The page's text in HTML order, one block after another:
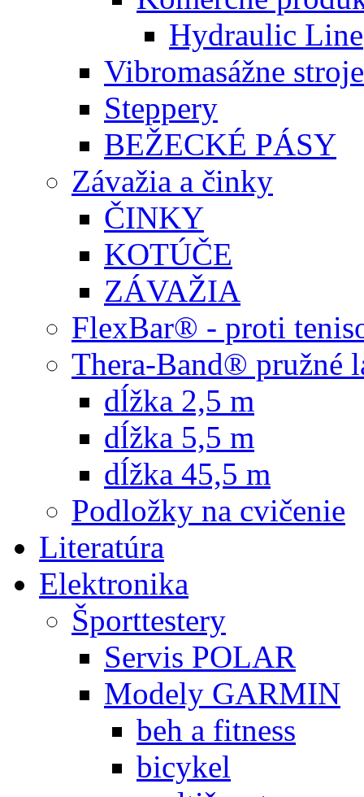
Hydraulic Line
Vibromasážne stroje
Steppery
BEŽECKÉ PÁSY
Závažia a činky
ČINKY
KOTÚČE
ZÁVAŽIA
FlexBar® - proti
Thera-Band® pružné
dĺžka 2,5 m
dĺžka 5,5 m
dĺžka 45,5 m
Podložky na cvičenie
Literatúra
Elektronika
Športtestery
Servis POLAR
Modely GARMIN
beh a fitness
bicykel